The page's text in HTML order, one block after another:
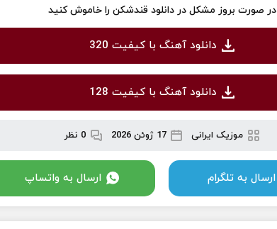
در صورت بروز مشکل در دانلود قندشکن را خاموش کنید
دانلود آهنگ با کیفیت 320
دانلود آهنگ با کیفیت 128
موزیک ایرانی 17 ژوئن 2026 0 نظر
ارسال به تلگرام ارسال به واتساپ